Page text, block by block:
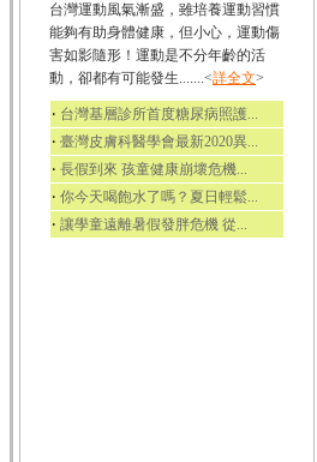
台灣運動風氣漸盛，雖培養運動習慣
能夠有助身體健康，但小心，運動傷
害如影隨形！運動是不分年齡的活
動，卻都有可能發生.......<詳全文>
‧ 台灣基層診所首度糖尿病照護...
‧ 臺灣皮膚科醫學會最新2020異...
‧ 長假到來 孩童健康崩壞危機...
‧ 你今天喝飽水了嗎？夏日輕鬆...
‧ 讓學童遠離暑假發胖危機 從...